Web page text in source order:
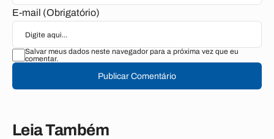
E-mail (Obrigatório)
Salvar meus dados neste navegador para a próxima vez que eu
comentar.
Publicar Comentário
Leia Também